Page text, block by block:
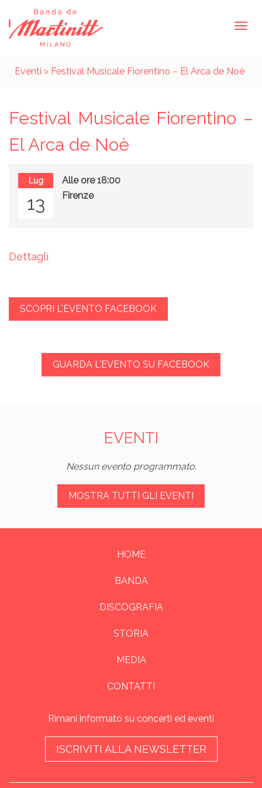
Eventi > Festival Musicale Fiorentino – El Arca de Noè
Festival Musicale Fiorentino –
El Arca de Noè
Lug
13
Alle ore 18:00
Firenze
Dettagli
SCOPRI L'EVENTO FACEBOOK
GUARDA L'EVENTO SU FACEBOOK
EVENTI
Nessun evento programmato.
MOSTRA TUTTI GLI EVENTI
HOME
BANDA
DISCOGRAFIA
STORIA
MEDIA
CONTATTI
Rimani informato su concerti ed eventi
ISCRIVITI ALLA NEWSLETTER